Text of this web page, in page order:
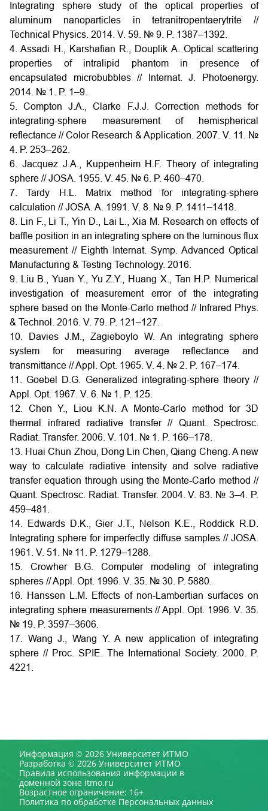
Integrating sphere study of the optical properties of
aluminum nanoparticles in tetranitropentaerytrite //
Technical Physics. 2014. V. 59. № 9. P. 1387–1392.
4. Assadi H., Karshafian R., Douplik A. Optical scattering
properties of intralipid phantom in presence of
encapsulated microbubbles // Internat. J. Photoenergy.
2014. № 1. P. 1–9.
5. Compton J.A., Clarke F.J.J. Correction methods for
integrating-sphere measurement of hemispherical
reflectance // Color Research & Application. 2007. V. 11. №
4. P. 253–262.
6. Jacquez J.A., Kuppenheim H.F. Theory of integrating
sphere // JOSA. 1955. V. 45. № 6. P. 460–470.
7. Tardy H.L. Matrix method for integrating-sphere
calculation // JOSA. A. 1991. V. 8. № 9. P. 1411–1418.
8. Lin F., Li T., Yin D., Lai L., Xia M. Research on effects of
baffle position in an integrating sphere on the luminous flux
measurement // Eighth Internat. Symp. Advanced Optical
Manufacturing & Testing Technology. 2016.
9. Liu B., Yuan Y., Yu Z.Y., Huang X., Tan H.P. Numerical
investigation of measurement error of the integrating
sphere based on the Monte-Carlo method // Infrared Phys.
& Technol. 2016. V. 79. P. 121–127.
10. Davies J.M., Zagieboylo W. An integrating sphere
system for measuring average reflectance and
transmittance // Appl. Opt. 1965. V. 4. № 2. P. 167–174.
11. Goebel D.G. Generalized integrating-sphere theory //
Appl. Opt. 1967. V. 6. № 1. P. 125.
12. Chen Y., Liou K.N. A Monte-Carlo method for 3D
thermal infrared radiative transfer // Quant. Spectrosc.
Radiat. Transfer. 2006. V. 101. № 1. P. 166–178.
13. Huai Chun Zhou, Dong Lin Chen, Qiang Cheng. A new
way to calculate radiative intensity and solve radiative
transfer equation through using the Monte-Carlo method //
Quant. Spectrosc. Radiat. Transfer. 2004. V. 83. № 3–4. P.
459–481.
14. Edwards D.K., Gier J.T., Nelson K.E., Roddick R.D.
Integrating sphere for imperfectly diffuse samples // JOSA.
1961. V. 51. № 11. P. 1279–1288.
15. Crowher B.G. Computer modeling of integrating
spheres // Appl. Opt. 1996. V. 35. № 30. P. 5880.
16. Hanssen L.M. Effects of non-Lambertian surfaces on
integrating sphere measurements // Appl. Opt. 1996. V. 35.
№ 19. P. 3597–3606.
17. Wang J., Wang Y. A new application of integrating
sphere // Proc. SPIE. The International Society. 2000. P.
4221.
Информация © 2026 Университет ИТМО
Разработка © 2026 Университет ИТМО
Правила использования информации в
доменной зоне itmo.ru
Возрастное ограничение: 16+
Политика по обработке Персональных данных